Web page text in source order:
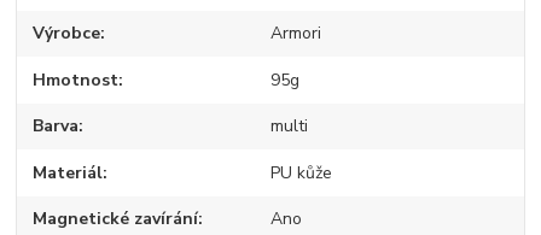
Výrobce Armori
Hmotnost 95g
Barva multi
Materiál PU kůže
Magnetické zavírání Ano